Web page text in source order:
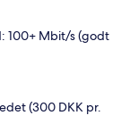
100+ Mbit/s (godt
(300 DKK pr.